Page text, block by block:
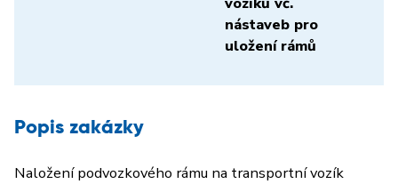
nástaveb pro
uložení rámů
Popis zakázky
Naložení podvozkového rámu na transportní vozík